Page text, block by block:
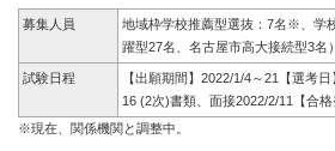
募集人員
地域枠学校推薦型選抜：7名※、学
躍型27名、名古屋市高大接続型3名）
試験日程
【出願期間】2022/1/4～21【選考
16 (2次)書類、面接2022/2/11【合
※現在、関係機関と調整中。